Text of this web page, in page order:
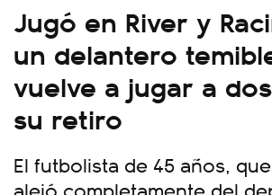
Jugó en River y
un delantero
vuelve a jugar a
su retiro
El futbolista de 45 años,
alejó completamente del